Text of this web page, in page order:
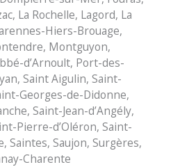
La Rochelle, Lagord, La
Hiers-Brouage,
Montguyon,
d’Arnoult, Port-des-
Saint Aigulin, Saint-
Georges-de-Didonne,
Saint-Jean-d’Angély,
Pierre-d’Oléron, Saint-
Saintes, Saujon, Surgères,
Charente